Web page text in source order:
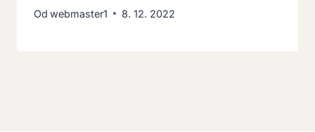
Od webmaster1 8. 12. 2022